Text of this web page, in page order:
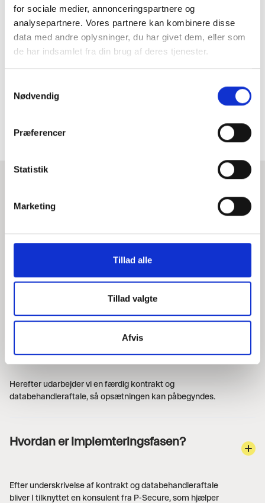
for sociale medier, annonceringspartnere og
analysepartnere. Vores partnere kan kombinere disse
data med andre oplysninger, du har givet dem, eller som
de har indsamlet fra din brug af deres tjenester.
Nødvendig
Præferencer
Statistik
Marketing
Tillad alle
Tillad valgte
Afvis
Hvad er næste step i vores dialog?
Næste skridt er en fælles afstemning af, hvordan jeres
Vi gennemgår typisk:
- Antal ønskede brugere og administratorer
- Eventuelle organisatoriske krav eller særlige workflows
Herefter udarbejder vi en færdig kontrakt og
databehandleraftale, så opsætningen kan påbegyndes.
Hvordan er implemteringsfasen?
Efter underskrivelse af kontrakt og databehandleraftale
bliver I tilknyttet en konsulent fra P-Secure, som hjælper